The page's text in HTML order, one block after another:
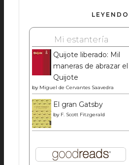
LEYENDO
Mi estantería
Quijote liberado: Mil
maneras de abrazar el
Quijote
by Miguel de Cervantes Saavedra
El gran Gatsby
by F. Scott Fitzgerald